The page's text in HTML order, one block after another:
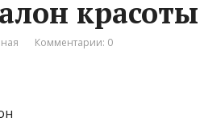
красоты
Комментарии: 0